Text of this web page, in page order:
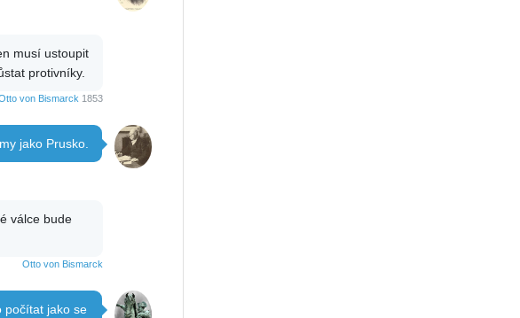
musí ustoupit
protivníky.
von Bismarck 1853
jako Prusko.
válce bude
Otto von Bismarck
počítat jako se